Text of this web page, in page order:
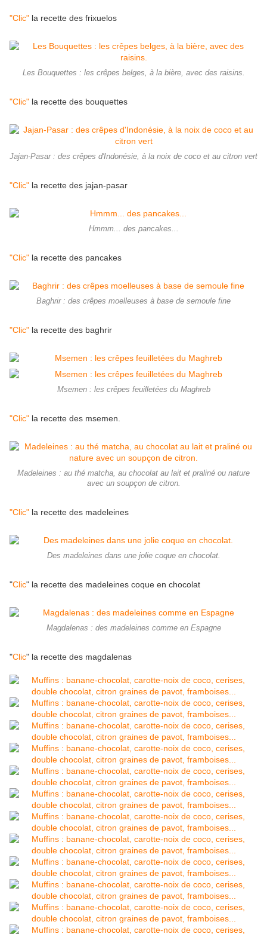
"Clic" la recette des frixuelos
Les Bouquettes : les crêpes belges, à la bière, avec des raisins.
"Clic" la recette des bouquettes
Jajan-Pasar : des crêpes d'Indonésie, à la noix de coco et au citron vert
"Clic" la recette des jajan-pasar
Hmmm... des pancakes...
"Clic" la recette des pancakes
Baghrir : des crêpes moelleuses à base de semoule fine
"Clic" la recette des baghrir
Msemen : les crêpes feuilletées du Maghreb
"Clic" la recette des msemen.
Madeleines : au thé matcha, au chocolat au lait et praliné ou nature
avec un soupçon de citron.
"Clic" la recette des madeleines
Des madeleines dans une jolie coque en chocolat.
"Clic" la recette des madeleines coque en chocolat
Magdalenas : des madeleines comme en Espagne
"Clic" la recette des magdalenas